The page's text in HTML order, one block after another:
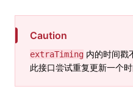
Caution
extraTiming 内的时间戳
此接口尝试重复更新一个